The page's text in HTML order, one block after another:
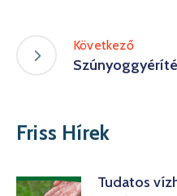
Következő
Friss Hírek
Tudatos